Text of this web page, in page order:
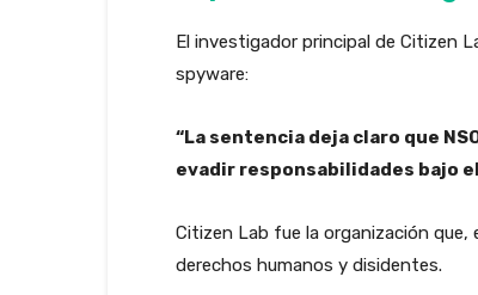
El investigador principal de Citizen
spyware:
“La sentencia deja claro que
evadir responsabilidades bajo
Citizen Lab fue la organización
derechos humanos y disidentes.